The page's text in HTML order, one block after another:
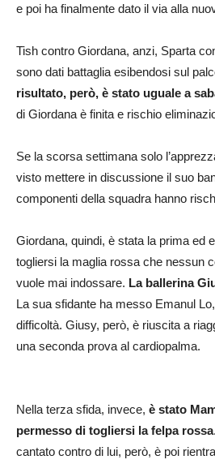
e poi ha finalmente dato il via alla
Tish contro Giordana, anzi, Sparta
sono dati battaglia esibendosi sul
risultato, però, è stato uguale a
di Giordana è finita e rischio
Se la scorsa settimana solo
visto mettere in discussione il suo
componenti della squadra hanno
Giordana, quindi, è stata la prima ed
togliersi la maglia rossa che nessun
vuole mai indossare. La ballerina
La sua sfidante ha messo Emanul
difficoltà. Giusy, però, è riuscita a
una seconda prova al cardiopalma.
Nella terza sfida, invece, è stato
permesso di togliersi la felpa rossa
cantato contro di lui, però, è poi